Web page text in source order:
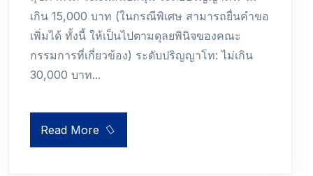
เกิน 15,000 บาท (ในกรณีพิเศษ สามารถยื่นคำขอ
เพิ่มได้ ทั้งนี้ ให้เป็นไปตามดุลยพินิจของคณะ
กรรมการที่เกี่ยวข้อง) ระดับปริญญาโท: ไม่เกิน
30,000 บาท...
Read More